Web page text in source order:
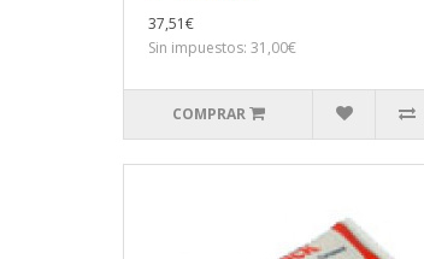
37,51€
Sin impuestos: 31,00€
COMPRAR